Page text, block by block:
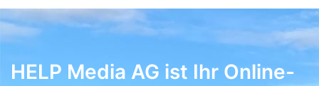
HELP Media AG ist Ihr Online-